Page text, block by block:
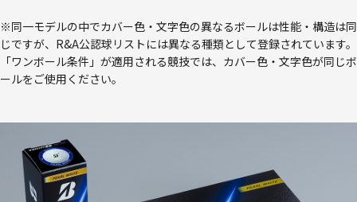
※同一モデルの中でカバー色・文字色の異なるボールは性能・構造は同
じですが、R&A公認球リストには異なる種類として登録されています。
「ワンボール条件」が適用される競技では、カバー色・文字色が同じボ
ールをご使用ください。